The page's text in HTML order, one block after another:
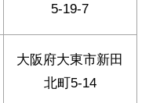
5-19-7
大阪府大東市新田
北町5-14